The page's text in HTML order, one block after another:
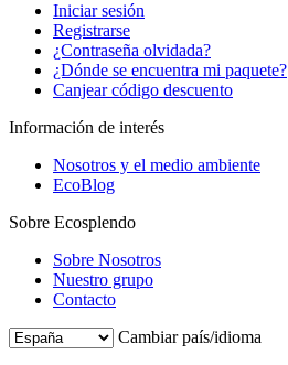
Iniciar sesión
Registrarse
¿Contraseña olvidada?
¿Dónde se encuentra mi paquete?
Canjear código descuento
Información de interés
Nosotros y el medio ambiente
EcoBlog
Sobre Ecosplendo
Sobre Nosotros
Nuestro grupo
Contacto
Cambiar país/idioma